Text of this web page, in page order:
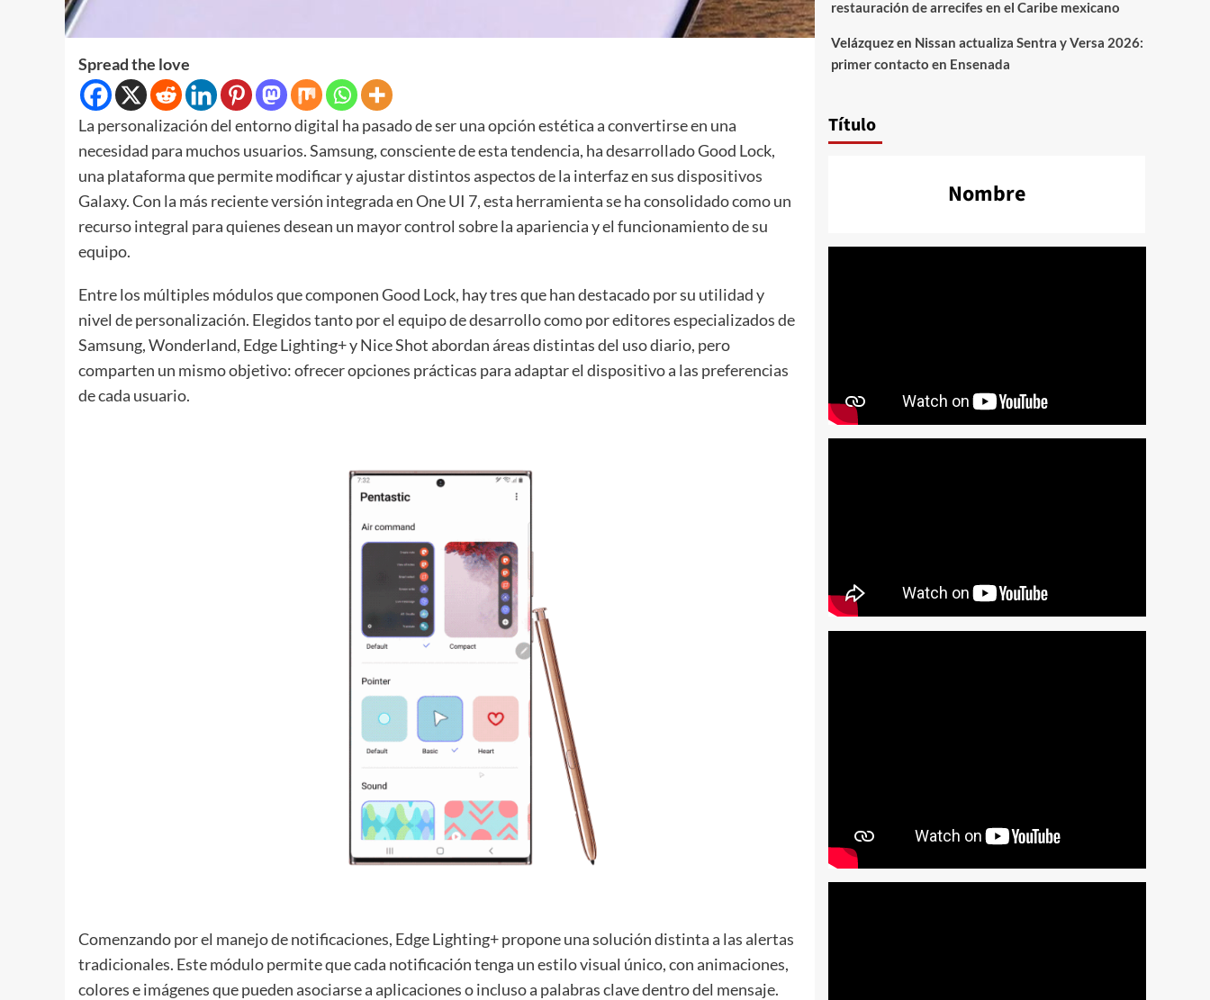
Spread the love
La personalización del entorno digital ha pasado de ser una opción estética a convertirse en una
necesidad para muchos usuarios. Samsung, consciente de esta tendencia, ha desarrollado Good Lock,
una plataforma que permite modificar y ajustar distintos aspectos de la interfaz en sus dispositivos
Galaxy. Con la más reciente versión integrada en One UI 7, esta herramienta se ha consolidado como un
recurso integral para quienes desean un mayor control sobre la apariencia y el funcionamiento de su
equipo.
Entre los múltiples módulos que componen Good Lock, hay tres que han destacado por su utilidad y
nivel de personalización. Elegidos tanto por el equipo de desarrollo como por editores especializados de
Samsung, Wonderland, Edge Lighting+ y Nice Shot abordan áreas distintas del uso diario, pero
comparten un mismo objetivo: ofrecer opciones prácticas para adaptar el dispositivo a las preferencias
de cada usuario.
Comenzando por el manejo de notificaciones, Edge Lighting+ propone una solución distinta a las alertas
tradicionales. Este módulo permite que cada notificación tenga un estilo visual único, con animaciones,
colores e imágenes que pueden asociarse a aplicaciones o incluso a palabras clave dentro del mensaje.
restauración de arrecifes en el Caribe mexicano
Velázquezen Nissan actualiza Sentra y Versa 2026:
primer contacto en Ensenada
Título
Nombre